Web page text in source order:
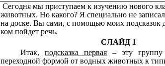
Сегодня мы приступаем к изучению нового
животных. Но какого? Я специально не
на доске. Вы сами, с помощью моих подсказок
ком пойдет речь.
СЛАЙД 1
Итак, подсказка первая– эту группу
переходной формой от водных животных к